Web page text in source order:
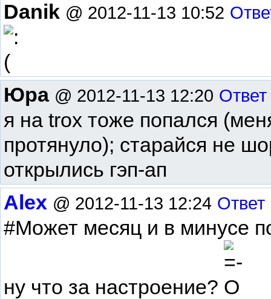
Danik @ 2012-11-13 10:52
Юра @ 2012-11-13 12:20 Ответ
я на trox тоже попался
протянуло); старайся не
открылись гэп-ап
Alex @ 2012-11-13 12:24 Ответ
#Может месяц и в минусе
ну что за настроение?